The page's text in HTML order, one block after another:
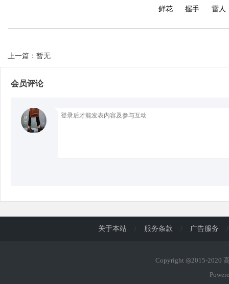
鲜花 握手 雷人
上一篇：暂无
会员评论
关于本站 / 服务条款 / 广告服务 /
Copyright ◎2015-2020